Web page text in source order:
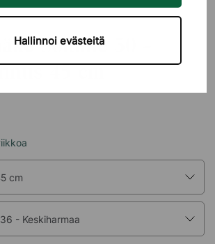
Hallinnoi evästeitä
Softline 30 -
45 cm
cm
- Keskiharmaa